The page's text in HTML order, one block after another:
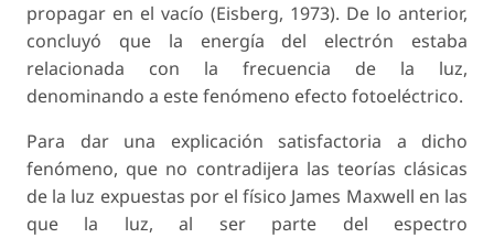
propagar en el vacío (Eisberg, 1973). De lo anterior,
concluyó que la energía del electrón estaba
relacionada con la frecuencia de la luz,
denominando a este fenómeno efecto fotoeléctrico.
Para dar una explicación satisfactoria a dicho
fenómeno, que no contradijera las teorías clásicas
de la luz expuestas por el físico James Maxwell en las
que la luz, al ser parte del espectro